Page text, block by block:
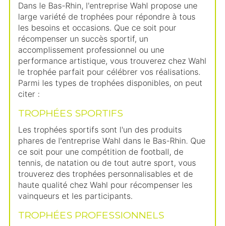
Dans le Bas-Rhin, l'entreprise Wahl propose une
large variété de trophées pour répondre à tous
les besoins et occasions. Que ce soit pour
récompenser un succès sportif, un
accomplissement professionnel ou une
performance artistique, vous trouverez chez Wahl
le trophée parfait pour célébrer vos réalisations.
Parmi les types de trophées disponibles, on peut
citer :
TROPHÉES SPORTIFS
Les trophées sportifs sont l'un des produits
phares de l'entreprise Wahl dans le Bas-Rhin. Que
ce soit pour une compétition de football, de
tennis, de natation ou de tout autre sport, vous
trouverez des trophées personnalisables et de
haute qualité chez Wahl pour récompenser les
vainqueurs et les participants.
TROPHÉES PROFESSIONNELS